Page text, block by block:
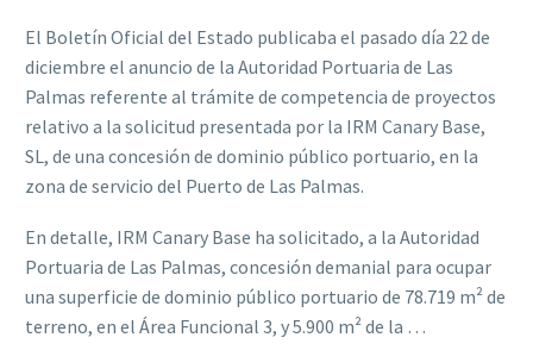
El Boletín Oficial del Estado publicaba el pasado día 22 de
diciembre el anuncio de la Autoridad Portuaria de Las
Palmas referente al trámite de competencia de proyectos
relativo a la solicitud presentada por la IRM Canary Base,
SL, de una concesión de dominio público portuario, en la
zona de servicio del Puerto de Las Palmas.
En detalle, IRM Canary Base ha solicitado, a la Autoridad
Portuaria de Las Palmas, concesión demanial para ocupar
una superficie de dominio público portuario de 78.719 m² de
terreno, en el Área Funcional 3, y 5.900 m² de la …